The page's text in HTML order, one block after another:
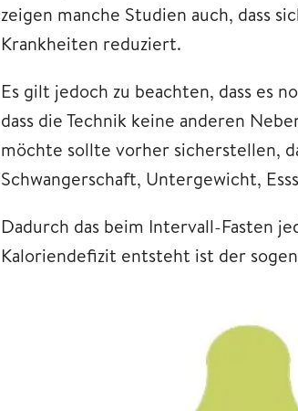
zeigen manche Studien auch, dass
Krankheiten reduziert.
Es gilt jedoch zu beachten, dass es
dass die Technik keine anderen
möchte sollte vorher sicherstellen,
Schwangerschaft, Untergewicht,
Dadurch das beim Intervall-Fasten
Kaloriendefizit entsteht ist der